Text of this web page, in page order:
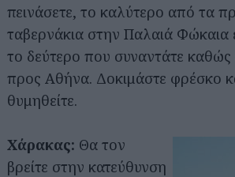
πεινάσετε, το καλύτερο από τα
ταβερνάκια στην Παλαιά Φώκαια
το δεύτερο που συναντάτε καθώς
προς Αθήνα. Δοκιμάστε φρέσκο
θυμηθείτε.
Χάρακας: Θα τον
βρείτε στην κατεύθυνση